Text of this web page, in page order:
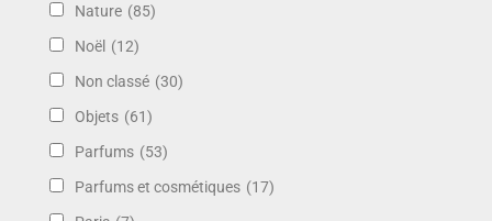
Nature (85)
Noël (12)
Non classé (30)
Objets (61)
Parfums (53)
Parfums et cosmétiques (17)